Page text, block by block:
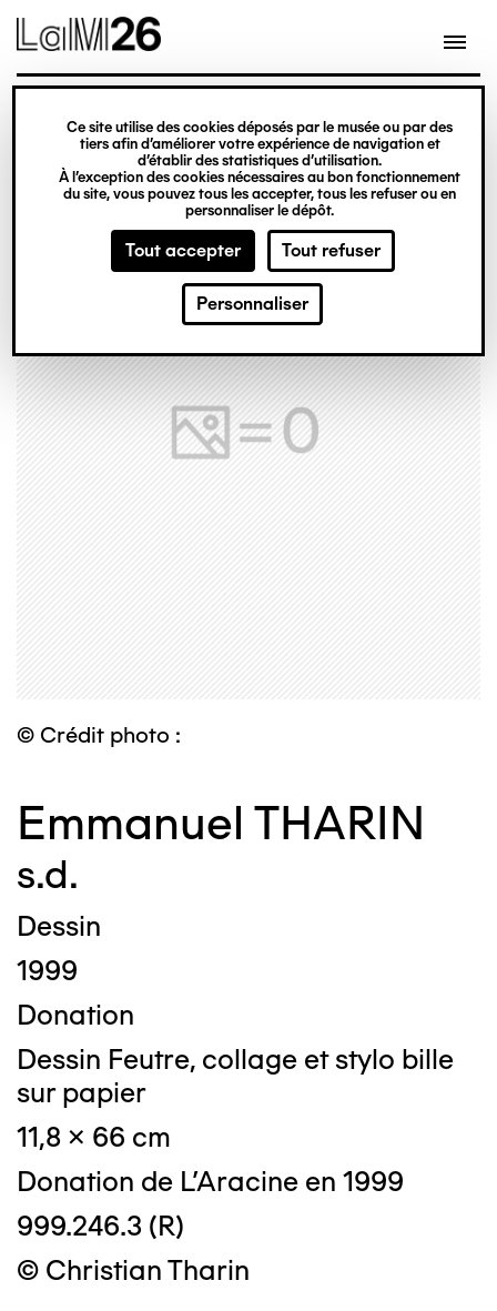
Gestion des cookies
Ce site utilise des cookies déposés par le musée ou par des
tiers afin d’améliorer votre expérience de navigation et
d’établir des statistiques d’utilisation.
À l’exception des cookies nécessaires au bon fonctionnement
du site, vous pouvez tous les accepter, tous les refuser ou en
personnaliser le dépôt.
Tout accepter Tout refuser
Personnaliser
contenu
© Crédit photo :
Emmanuel THARIN
s.d.
Dessin
1999
Donation
Dessin Feutre, collage et stylo bille
sur papier
11,8 x 66 cm
Donation de L'Aracine en 1999
999.246.3 (R)
© Christian Tharin